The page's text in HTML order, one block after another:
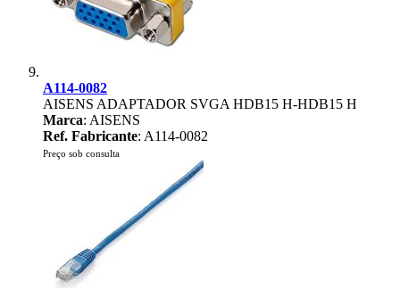
A114-0082
AISENS ADAPTADOR SVGA HDB15 H-HDB15 H
Marca: AISENS
Ref. Fabricante: A114-0082
Preço sob consulta